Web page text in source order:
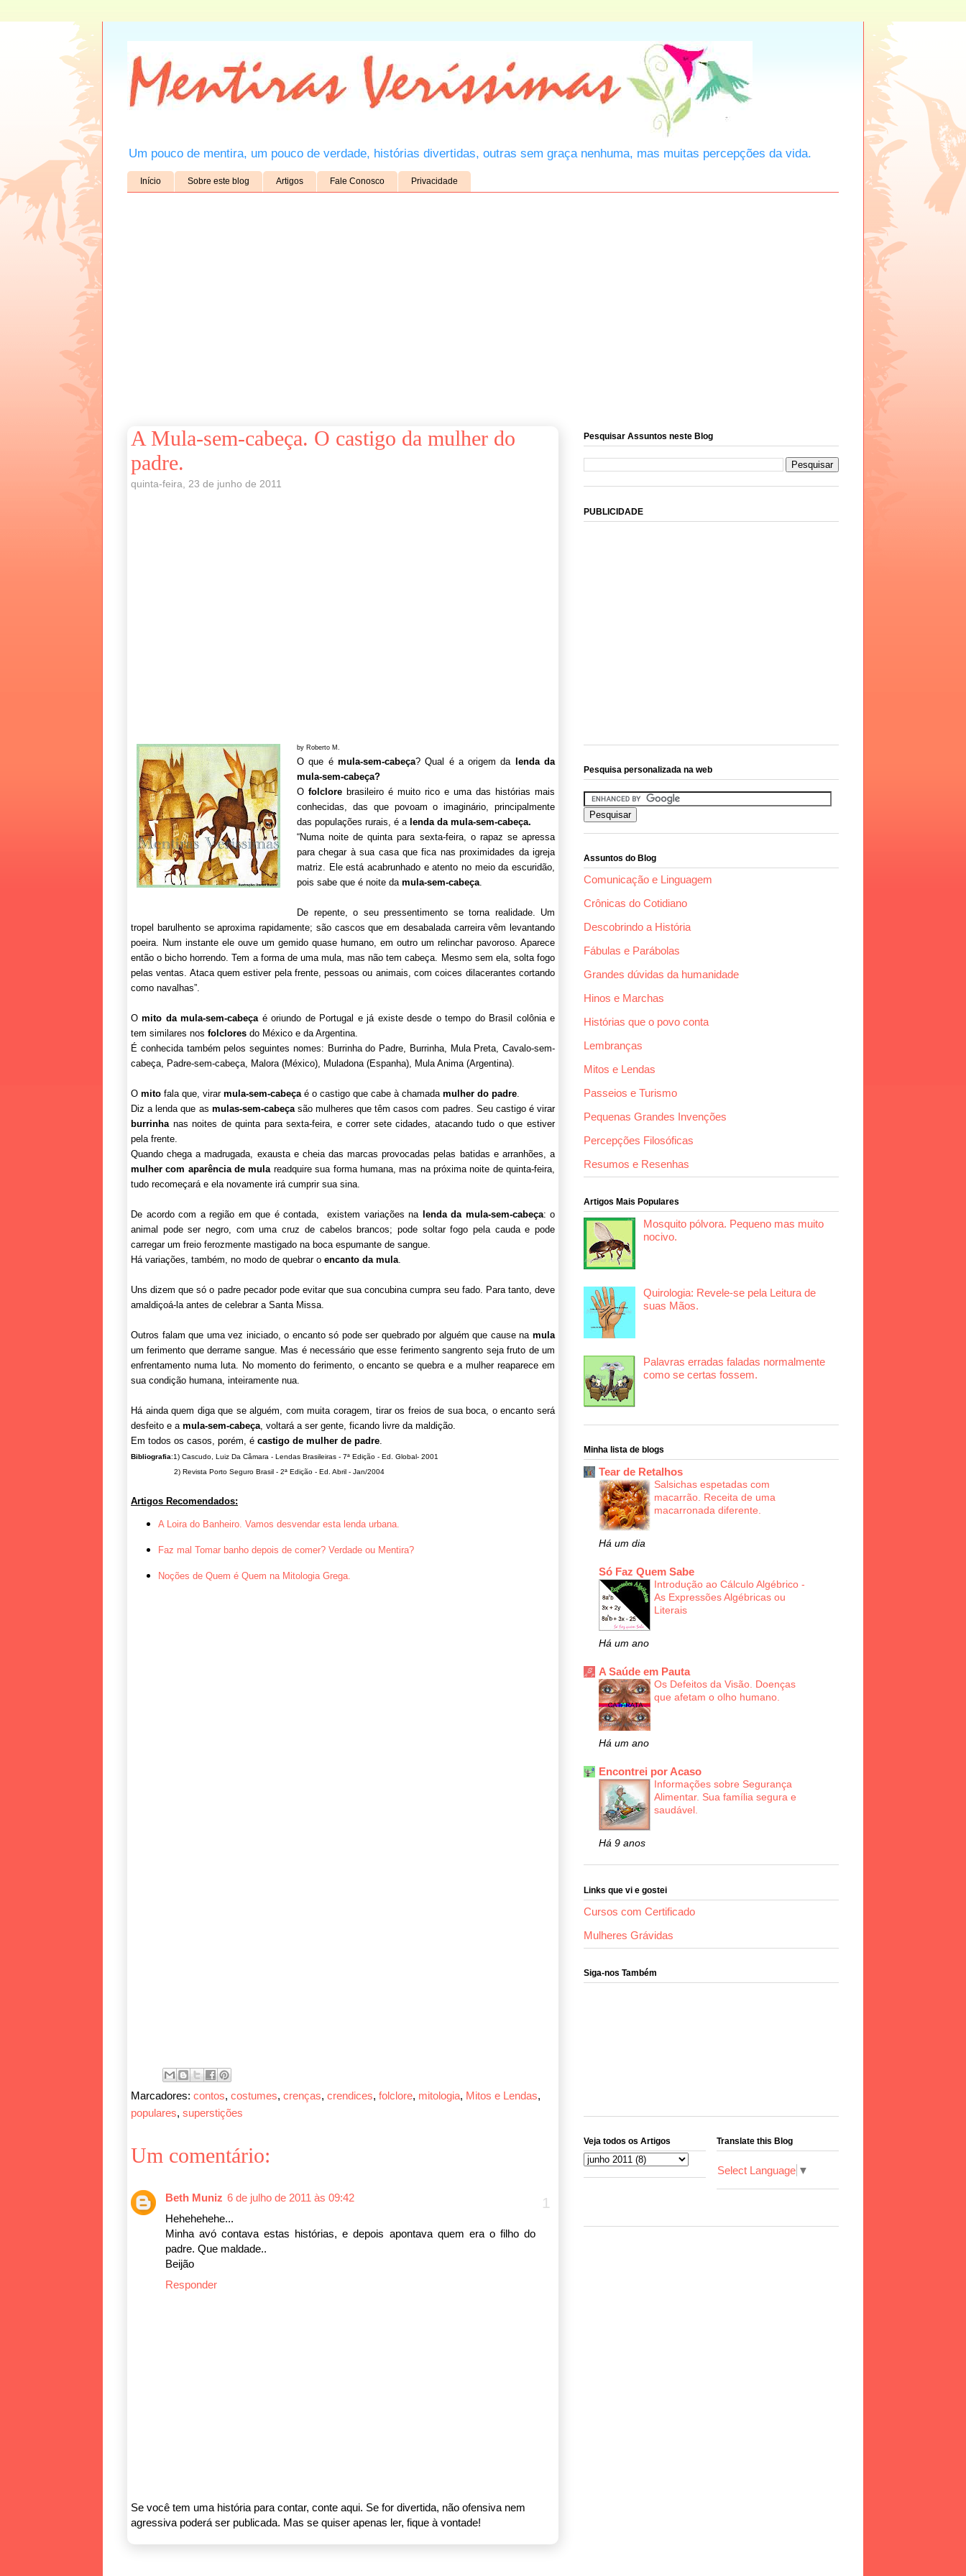
Um pouco de mentira, um pouco de verdade, histórias divertidas, outras sem graça nenhuma, mas muitas percepções da vida.
Início Sobre este blog Artigos Fale Conosco Privacidade
A Mula-sem-cabeça. O castigo da mulher do
padre.
quinta-feira, 23 de junho de 2011
by Roberto M.
O que émula-sem-cabeça? Qual é a origem da lenda da
mula-sem-cabeça?
O folclore brasileiro é muito rico e uma das histórias mais
conhecidas, das que povoam o imaginário, principalmente
das populações rurais, é a lenda da mula-sem-cabeça.
“Numa noite de quinta para sexta-feira, o rapaz se apressa
para chegar à sua casa que fica nas proximidades da igreja
matriz. Ele está acabrunhado e atento no meio da escuridão,
pois sabe que é noite da mula-sem-cabeça
De repente, o seu pressentimento se torna realidade. Um
tropel barulhento se aproxima rapidamente; são cascos que em desabalada carreira vêm levantando
poeira. Num instante ele ouve um gemido quase humano, em outro um relinchar pavoroso. Aparece
então o bicho horrendo. Tem a forma de uma mula, mas não tem cabeça. Mesmo sem ela, solta fogo
pelas ventas. Ataca quem estiver pela frente, pessoas ou animais, com coices dilacerantes cortando
como navalhas”.
Omito da mula-sem-cabeça é oriundo de Portugal e já existe desde o tempo do Brasil colônia e
tem similares nos folclores do México e da Argentina.
É conhecida também pelos seguintes nomes: Burrinha do Padre, Burrinha, Mula Preta, Cavalo-sem-
cabeça, Padre-sem-cabeça, Malora (México), Muladona (Espanha), Mula Anima (Argentina).
O mito fala que, virar mula-sem-cabeça é o castigo que cabe à chamada mulher do padre
Diz a lenda que as mulas-sem-cabeçasão mulheres que têm casos com padres. Seu castigo é virar
burrinha nas noites de quinta para sexta-feira, e correr sete cidades, atacando tudo o que estiver
pela frente.
Quando chega a madrugada, exausta e cheia das marcas pro­vocadas pelas batidas e arranhões, a
mulher com aparência de mula readquire sua forma humana, mas na próxima noite de quinta-feira,
tudo recomeçará e ela novamente irá cumprir sua sina.
De acordo com a região em que é contada, existem variações na lenda da mula-sem-cabeça: o
animal pode ser negro, com uma cruz de cabelos bran­cos; pode soltar fogo pela cauda e pode
carregar um freio ferozmente mastigado na boca espumante de sangue.
Há variações, também, no modo de quebrar o encanto da mula
Uns dizem que só o padre pecador pode evitar que sua concubina cumpra seu fado. Para tanto, deve
amaldiçoá-la antes de celebrar a Santa Missa.
Outros falam que uma vez iniciado, o encanto só pode ser quebra­do por alguém que cause na mula
um ferimento que derrame sangue. Mas é necessário que esse ferimento sangrento seja fruto de um
enfrentamento numa luta. No momento do ferimento, o encanto se quebra e a mulher reapa­rece em
sua condição humana, inteiramente nua.
Há ainda quem diga que se alguém, com muita coragem, tirar os freios de sua boca, o encanto será
desfeito e a mula-sem-cabeça , voltará a ser gente, ficando livre da maldição.
Em todos os casos, porém, é castigo de mulher de padre
Bibliografia:1) Cascudo, Luiz Da Câmara - Lendas Brasileiras - 7ª Edição - Ed. Global- 2001
2) Revista Porto Seguro Brasil - 2ª Edição - Ed. Abril - Jan/2004
Artigos Recomendados:
A Loira do Banheiro. Vamos desvendar esta lenda urbana.
Faz mal Tomar banho depois de comer? Verdade ou Mentira?
Noções de Quem é Quem na Mitologia Grega.
Marcadores: contos, costumes, crenças, crendices, folclore, mitologia, Mitos e Lendas,
populares, superstições
Um comentário:
Beth Muniz 6 de julho de 2011 às 09:42
Hehehehehe...
Minha avó contava estas histórias, e depois apontava quem era o filho do
padre. Que maldade..
Beijão
Responder
Se você tem uma história para contar, conte aqui. Se for divertida, não ofensiva nem
agressiva poderá ser publicada. Mas se quiser apenas ler, fique à vontade!
Pesquisar Assuntos neste Blog
PUBLICIDADE
Pesquisa personalizada na web
Assuntos do Blog
Comunicação e Linguagem
Crônicas do Cotidiano
Descobrindo a História
Fábulas e Parábolas
Grandes dúvidas da humanidade
Hinos e Marchas
Histórias que o povo conta
Lembranças
Mitos e Lendas
Passeios e Turismo
Pequenas Grandes Invenções
Percepções Filosóficas
Resumos e Resenhas
Artigos Mais Populares
Mosquito pólvora. Pequeno mas muito
nocivo.
Quirologia: Revele-se pela Leitura de
suas Mãos.
Palavras erradas faladas normalmente
como se certas fossem.
Minha lista de blogs
Tear de Retalhos
Salsichas espetadas com
macarrão. Receita de uma
macarronada diferente.
Há um dia
Só Faz Quem Sabe
Introdução ao Cálculo Algébrico -
As Expressões Algébricas ou
Literais
Há um ano
A Saúde em Pauta
Os Defeitos da Visão. Doenças
que afetam o olho humano.
Há um ano
Encontrei por Acaso
Informações sobre Segurança
Alimentar. Sua família segura e
saudável.
Há 9 anos
Links que vi e gostei
Cursos com Certificado
Mulheres Grávidas
Siga-nos Também
Veja todos os Artigos Translate this Blog
Select Language ▼